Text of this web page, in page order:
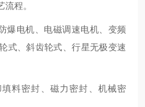
流程。
爆电机、电磁调速电机、变频
式、斜齿轮式、行星无极变速
料密封、 磁力 密封、机械密